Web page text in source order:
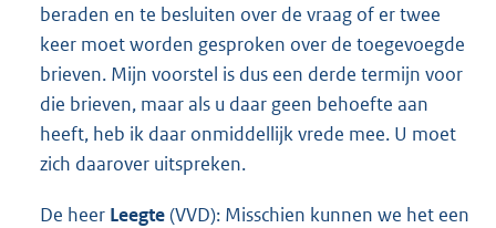
beraden en te besluiten over de vraag of er twee
keer moet worden gesproken over de toegevoegde
brieven. Mijn voorstel is dus een derde termijn voor
die brieven, maar als u daar geen behoefte aan
heeft, heb ik daar onmiddellijk vrede mee. U moet
zich daarover uitspreken.
De heer Leegte(VVD): Misschien kunnen we het een